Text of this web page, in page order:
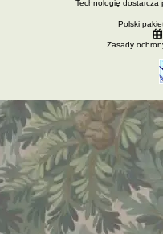
Technologię dostarcza
Polski
Zasady